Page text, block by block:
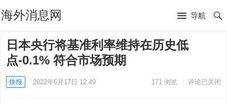
海外消息网 导航
日本央行将基准利率维持在历史低
点-0.1% 符合市场预期
快报 2022年6月17日 12:49 171浏览 评论已关闭